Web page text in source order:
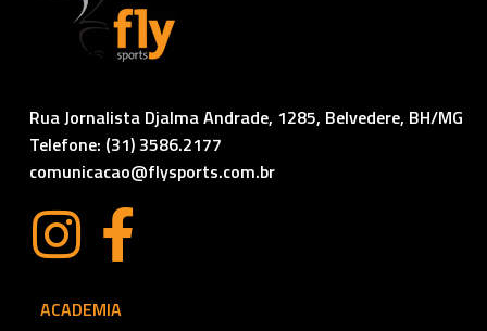
Rua Jornalista Djalma Andrade, 1285, Belvedere, BH/MG
Telefone: (31) 3586.2177
comunicacao@flysports.com.br
ACADEMIA